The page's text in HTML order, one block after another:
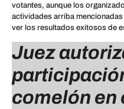
votantes, aunque los
actividades arriba
ver los resultados exitosos de
Juez
comelón en